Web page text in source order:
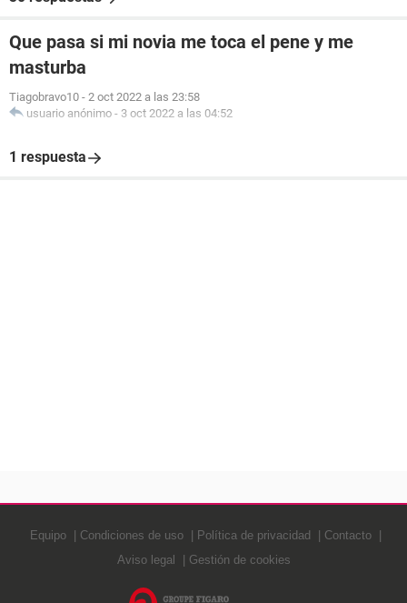
Que pasa si mi novia me toca el pene y me
masturba
Tiagobravo10 - 2 oct 2022 a las 23:58
usuario anónimo - 3 oct 2022 a las 04:52
1 respuesta
Equipo Condiciones de uso Política de privacidad
Contacto
Aviso legal
Gestión de cookies